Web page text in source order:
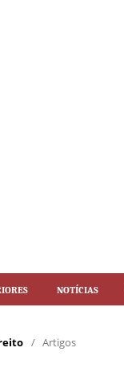
Notícias
/ Artigos